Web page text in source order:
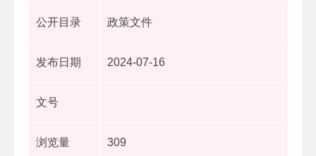
公开目录 政策文件
发布日期 2024-07-16
文号
浏览量 309